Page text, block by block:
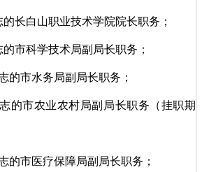
的长白山职业技术学院院长职务；
的市科学技术局副局长职务；
的市水务局副局长职务；
的市农业农村局副局长职务（挂职期
的市医疗保障局副局长职务；